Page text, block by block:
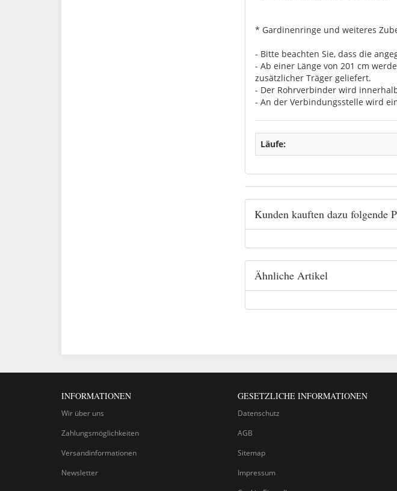
* Gardinenringe und weiteres
- Bitte beachten Sie, dass die
- Ab einer Länge von 201 cm
zusätzlicher Träger geliefert.
- Der Rohrverbinder wird
- An der Verbindungsstelle wird
Läufe:
Kunden kauften dazu folgende
Ähnliche Artikel
INFORMATIONEN
Wir über uns
Zahlungsmöglichkeiten
Versandinformationen
Newsletter
GESETZLICHE INFORMATIONEN
Datenschutz
AGB
Sitemap
Impressum